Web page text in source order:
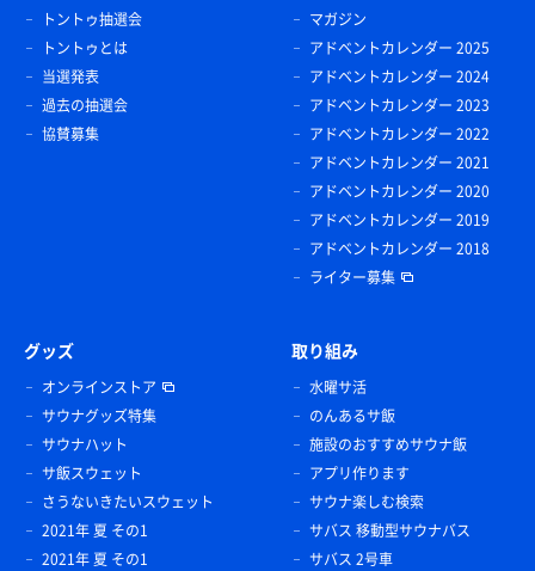
トントゥ抽選会
トントゥとは
当選発表
過去の抽選会
協賛募集
マガジン
アドベントカレンダー 2025
アドベントカレンダー 2024
アドベントカレンダー 2023
アドベントカレンダー 2022
アドベントカレンダー 2021
アドベントカレンダー 2020
アドベントカレンダー 2019
アドベントカレンダー 2018
ライター募集
グッズ
オンラインストア
サウナグッズ特集
サウナハット
サ飯スウェット
さうないきたいスウェット
2021年 夏 その1
2021年 夏 その1
取り組み
水曜サ活
のんあるサ飯
施設のおすすめサウナ飯
アプリ作ります
サウナ楽しむ検索
サバス 移動型サウナバス
サバス 2号車